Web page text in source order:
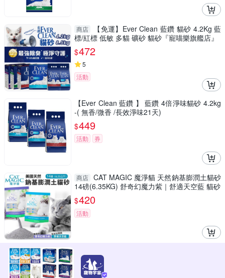
商店
【免運】Ever Clean 藍鑽 貓砂 4.2Kg 藍
標/紅標 低敏 多貓 礦砂 貓砂『寵喵樂旗艦店』
$472
5
活動
【Ever Clean 藍鑽 】 藍鑽 4倍淨味貓砂 4.2kg
-( 無香/微香 /長效淨味21天)
$449
活動 券
商店 CAT MAGIC 魔淨貓 天然鈉基膨潤土貓砂
14磅(6.35KG) 舒奇幻魔力紫｜舒適天空藍 貓砂
$420
活動